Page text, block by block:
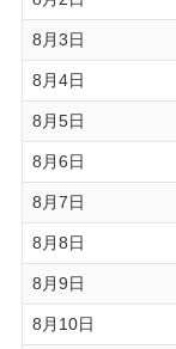
8月3日
8月4日
8月5日
8月6日
8月7日
8月8日
8月9日
8月10日